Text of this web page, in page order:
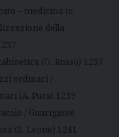
– medicina (v.
della
(G. Russo) 1237
ordinari /
(A. Puca) 1239
/ Guarigione
(S. Leone) 1241